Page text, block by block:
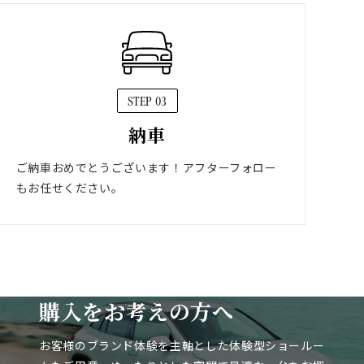
STEP 03
納車
ご納車おめでとうございます！アフターフォロー
もお任せください。
購入をお考えの方へ
お客様のブランド体験を主軸とした体験型ショールー